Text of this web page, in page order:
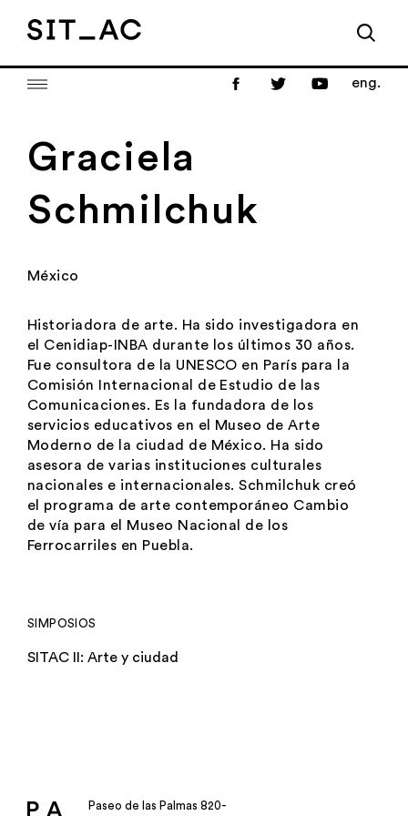
eng.
Graciela
Schmilchuk
México
Historiadora de arte. Ha sido investigadora en
el Cenidiap-INBA durante los últimos 30 años.
Fue consultora de la UNESCO en París para la
Comisión Internacional de Estudio de las
Comunicaciones. Es la fundadora de los
servicios educativos en el Museo de Arte
Moderno de la ciudad de México. Ha sido
asesora de varias instituciones culturales
nacionales e internacionales. Schmilchuk creó
el programa de arte contemporáneo Cambio
de vía para el Museo Nacional de los
Ferrocarriles en Puebla.
SIMPOSIOS
SITAC II: Arte y ciudad
Paseo de las Palmas 820-